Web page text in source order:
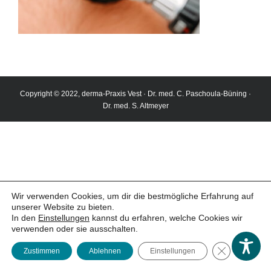
Copyright © 2022, derma-Praxis Vest · Dr. med. C. Paschoula-Büning ·
Dr. med. S. Altmeyer
Wir verwenden Cookies, um dir die bestmögliche Erfahrung auf
unserer Website zu bieten.
In den Einstellungen kannst du erfahren, welche Cookies wir
verwenden oder sie ausschalten.
Zustimmen Ablehnen Einstellungen GDPR